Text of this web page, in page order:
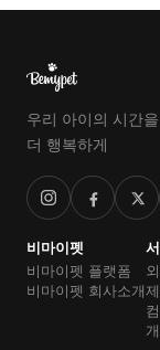
우리 아이의 시간을
더 행복하게
비마이펫
비마이펫 플랫폼
비마이펫 회사소개